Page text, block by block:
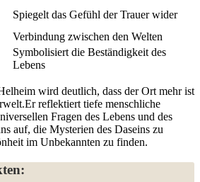
Spiegelt das Gefühl der Trauer wider
Verbindung zwischen‍ den Welten
Symbolisiert ⁤die Beständigkeit des
Lebens
wird deutlich,⁣ dass der Ort mehr ist
reflektiert tiefe menschliche
Fragen des Lebens und des
auf, die Mysterien des Daseins zu
im Unbekannten zu finden.